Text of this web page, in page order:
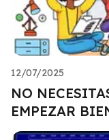
12/07/2025
NO
EMPEZAR